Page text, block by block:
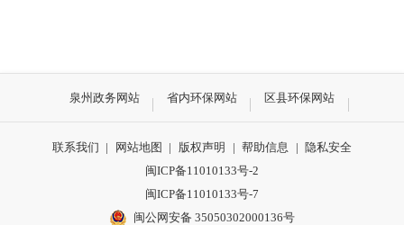
泉州政务网站 省内环保网站 区县环保网站
联系我们 | 网站地图 | 版权声明 | 帮助信息 | 隐私安全
闽ICP备11010133号-2
闽ICP备11010133号-7
闽公网安备 35050302000136号